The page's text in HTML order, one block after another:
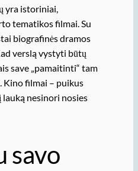
yra istoriniai,
tematikos filmai. Su
biografinės dramos
verslą vystyti būtų
save „pamaitinti“ tam
Kino filmai – puikus
lauką nesinori nosies
savo